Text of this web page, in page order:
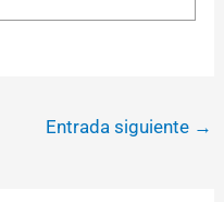
Entrada siguiente →